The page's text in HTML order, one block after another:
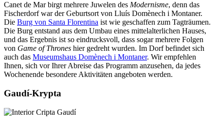
Canet de Mar birgt mehrere Juwelen des Modernisme, denn das
Fischerdorf war der Geburtsort von Lluís Domènech i Montaner.
Die Burg von Santa Florentina ist wie geschaffen zum Tagträumen.
Die Burg entstand aus dem Umbau eines mittelalterlichen Hauses,
und das Ergebnis ist so eindrucksvoll, dass sogar mehrere Folgen
von Game of Thrones hier gedreht wurden. Im Dorf befindet sich
auch das Museumshaus Domènech i Montaner. Wir empfehlen
Ihnen, sich vor Ihrer Abreise das Programm anzusehen, da jedes
Wochenende besondere Aktivitäten angeboten werden.
Gaudí-Krypta